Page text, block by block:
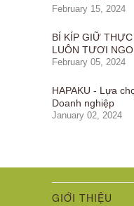
February 15, 2024
BÍ KÍP GIỮ
LUÔN TƯƠI
February 05, 2024
HAPAKU - Lựa
Doanh nghiệp
January 02, 2024
GIỚI THIỆU